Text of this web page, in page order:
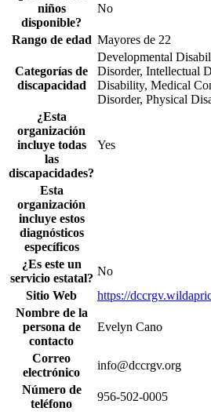
niños
disponible?
No
Rango de edad Mayores de 22
Categorías de
discapacidad
Developmental
Disorder, Intellectual
Disability, Medical
Disorder, Physical
¿Esta
organización
incluye todas
las
discapacidades?
Yes
Esta
organización
incluye estos
diagnósticos
específicos
¿Es este un
servicio estatal?
No
Sitio Web
https://
Nombre de la
persona de
contacto
Evelyn Cano
Correo
electrónico
info@dccrgv.org
Número de
teléfono
956-502-0005